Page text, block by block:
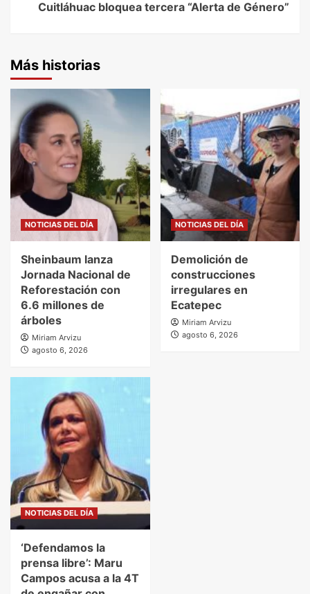
Cuitláhuac bloquea tercera “Alerta de Género”
Más historias
NOTICIAS DEL DÍA
Sheinbaum lanza
Jornada Nacional de
Reforestación con
6.6 millones de
árboles
Miriam Arvizu
agosto 6, 2026
NOTICIAS DEL DÍA
Demolición de
construcciones
irregulares en
Ecatepec
Miriam Arvizu
agosto 6, 2026
NOTICIAS DEL DÍA
‘Defendamos la
prensa libre’: Maru
Campos acusa a la 4T